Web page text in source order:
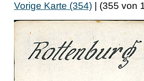
Vorige Karte (354) | (355 von